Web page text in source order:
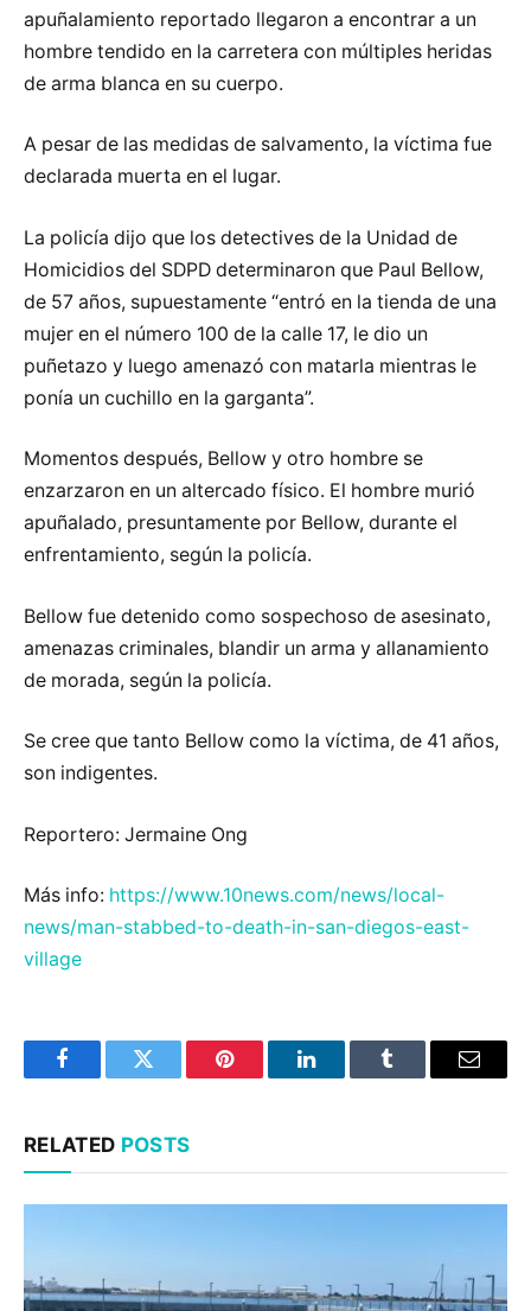
apuñalamiento reportado llegaron a encontrar a un
hombre tendido en la carretera con múltiples heridas
de arma blanca en su cuerpo.
A pesar de las medidas de salvamento, la víctima fue
declarada muerta en el lugar.
La policía dijo que los detectives de la Unidad de
Homicidios del SDPD determinaron que Paul Bellow,
de 57 años, supuestamente “entró en la tienda de una
mujer en el número 100 de la calle 17, le dio un
puñetazo y luego amenazó con matarla mientras le
ponía un cuchillo en la garganta”.
Momentos después, Bellow y otro hombre se
enzarzaron en un altercado físico. El hombre murió
apuñalado, presuntamente por Bellow, durante el
enfrentamiento, según la policía.
Bellow fue detenido como sospechoso de asesinato,
amenazas criminales, blandir un arma y allanamiento
de morada, según la policía.
Se cree que tanto Bellow como la víctima, de 41 años,
son indigentes.
Reportero: Jermaine Ong
Más info: https://www.10news.com/news/local-
news/man-stabbed-to-death-in-san-diegos-east-
village
FacebookTwitter Pinterest LinkedInTumblr Email
RELATED POSTS